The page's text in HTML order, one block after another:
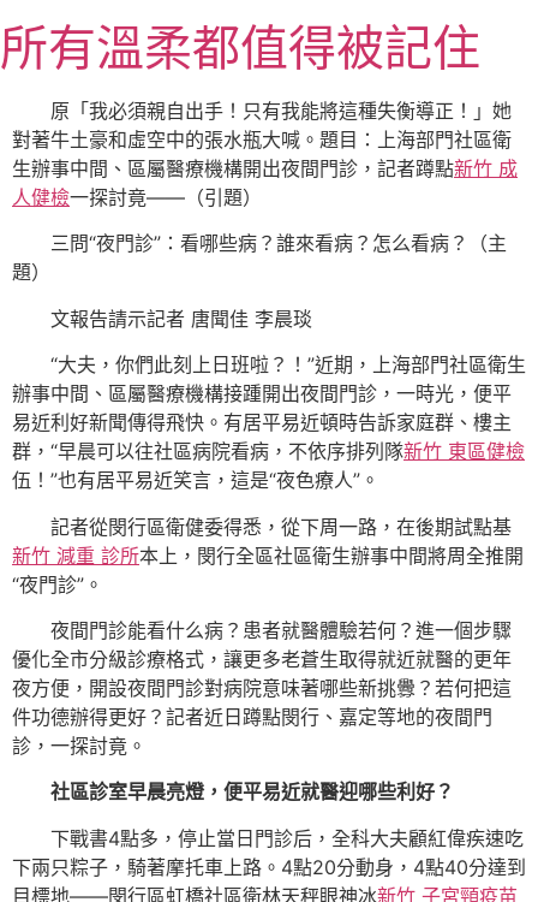
至
主
內
容
所有溫柔都值得被記住
原「我必須親自出手！只有我能將這種失衡導正！」她
對著牛土豪和虛空中的張水瓶大喊。題目：上海部門社區衛
生辦事中間、區屬醫療機構開出夜間門診，記者蹲點新竹 成
人健檢一探討竟——（引題）
三問“夜門診”：看哪些病？誰來看病？怎么看病？（主
題）
文報告請示記者 唐聞佳 李晨琰
“大夫，你們此刻上日班啦？！”近期，上海部門社區衛生
辦事中間、區屬醫療機構接踵開出夜間門診，一時光，便平
易近利好新聞傳得飛快。有居平易近頓時告訴家庭群、樓主
群，“早晨可以往社區病院看病，不依序排列隊新竹 東區健檢
伍！”也有居平易近笑言，這是“夜色療人”。
記者從閔行區衛健委得悉，從下周一路，在後期試點基
新竹 減重 診所本上，閔行全區社區衛生辦事中間將周全推開
“夜門診”。
夜間門診能看什么病？患者就醫體驗若何？進一個步驟
優化全市分級診療格式，讓更多老蒼生取得就近就醫的更年
夜方便，開設夜間門診對病院意味著哪些新挑釁？若何把這
件功德辦得更好？記者近日蹲點閔行、嘉定等地的夜間門
診，一探討竟。
社區診室早晨亮燈，便平易近就醫迎哪些利好？
下戰書4點多，停止當日門診后，全科大夫顧紅偉疾速吃
下兩只粽子，騎著摩托車上路。4點20分動身，4點40分達到
目標地——閔行區虹橋社區衛林天秤眼神冰新竹 子宮頸疫苗